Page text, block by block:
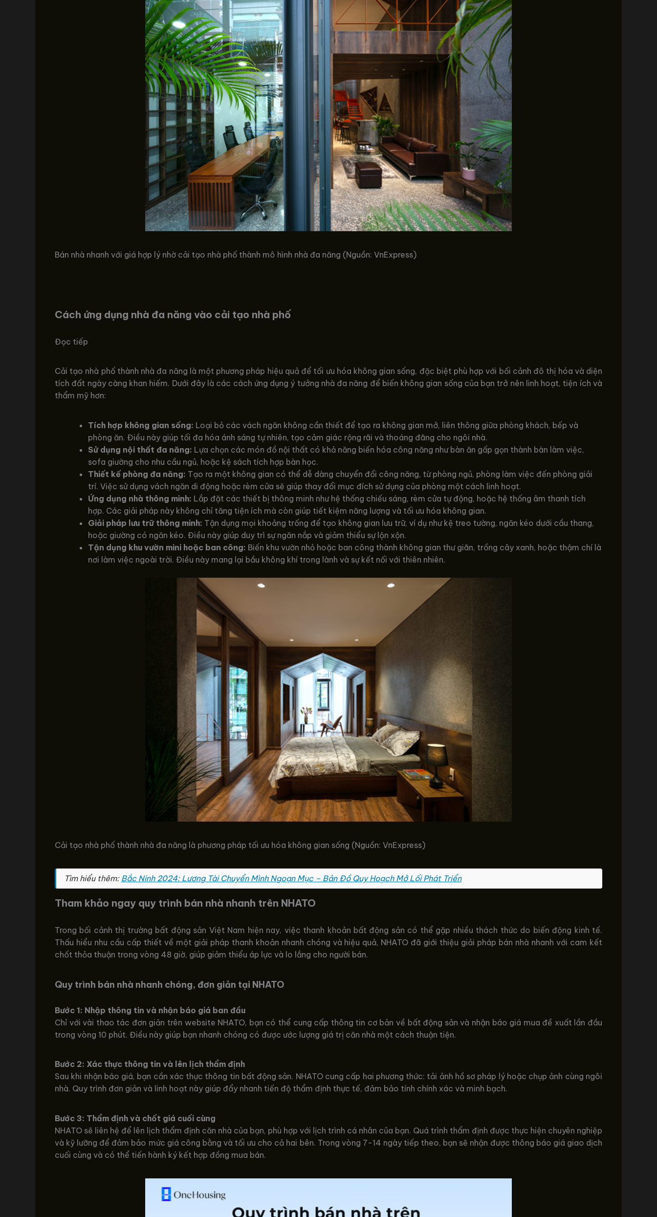
Bán nhà nhanh với giá hợp lý nhờ cải tạo nhà phố thành mô hình nhà đa năng (Nguồn: VnExpress)
Cách ứng dụng nhà đa năng vào cải tạo nhà phố
Đọc tiếp
Cải tạo nhà phố thành nhà đa năng là một phương pháp hiệu quả để tối ưu hóa không gian sống, đặc biệt phù hợp với bối cảnh đô thị hóa và diện
tích đất ngày càng khan hiếm. Dưới đây là các cách ứng dụng ý tưởng nhà đa năng để biến không gian sống của bạn trở nên linh hoạt, tiện ích và
thẩm mỹ hơn:
Tích hợp không gian sống: Loại bỏ các vách ngăn không cần thiết để tạo ra không gian mở, liên thông giữa phòng khách, bếp và
phòng ăn. Điều này giúp tối đa hóa ánh sáng tự nhiên, tạo cảm giác rộng rãi và thoáng đãng cho ngôi nhà.
Sử dụng nội thất đa năng: Lựa chọn các món đồ nội thất có khả năng biến hóa công năng như bàn ăn gấp gọn thành bàn làm việc,
sofa giường cho nhu cầu ngủ, hoặc kệ sách tích hợp bàn học.
Thiết kế phòng đa năng: Tạo ra một không gian có thể dễ dàng chuyển đổi công năng, từ phòng ngủ, phòng làm việc đến phòng giải
trí. Việc sử dụng vách ngăn di động hoặc rèm cửa sẽ giúp thay đổi mục đích sử dụng của phòng một cách linh hoạt.
Ứng dụng nhà thông minh: Lắp đặt các thiết bị thông minh như hệ thống chiếu sáng, rèm cửa tự động, hoặc hệ thống âm thanh tích
hợp. Các giải pháp này không chỉ tăng tiện ích mà còn giúp tiết kiệm năng lượng và tối ưu hóa không gian.
Giải pháp lưu trữ thông minh: Tận dụng mọi khoảng trống để tạo không gian lưu trữ, ví dụ như kệ treo tường, ngăn kéo dưới cầu thang,
hoặc giường có ngăn kéo. Điều này giúp duy trì sự ngăn nắp và giảm thiểu sự lộn xộn.
Tận dụng khu vườn mini hoặc ban công: Biến khu vườn nhỏ hoặc ban công thành không gian thư giãn, trồng cây xanh, hoặc thậm chí là
nơi làm việc ngoài trời. Điều này mang lại bầu không khí trong lành và sự kết nối với thiên nhiên.
Cải tạo nhà phố thành nhà đa năng là phương pháp tối ưu hóa không gian sống (Nguồn: VnExpress)
Tìm hiểu thêm: Bắc Ninh 2024: Lương Tài Chuyển Mình Ngoạn Mục – Bản Đồ Quy Hoạch Mở Lối Phát Triển
Tham khảo ngay quy trình bán nhà nhanh trên NHATO
Trong bối cảnh thị trường bất động sản Việt Nam hiện nay, việc thanh khoản bất động sản có thể gặp nhiều thách thức do biến động kinh tế.
Thấu hiểu nhu cầu cấp thiết về một giải pháp thanh khoản nhanh chóng và hiệu quả, NHATO đã giới thiệu giải pháp bán nhà nhanh với cam kết
chốt thỏa thuận trong vòng 48 giờ, giúp giảm thiểu áp lực và lo lắng cho người bán.
Quy trình bán nhà nhanh chóng, đơn giản tại NHATO
Bước 1: Nhập thông tin và nhận báo giá ban đầu
Chỉ với vài thao tác đơn giản trên website NHATO, bạn có thể cung cấp thông tin cơ bản về bất động sản và nhận báo giá mua đề xuất lần đầu
trong vòng 10 phút. Điều này giúp bạn nhanh chóng có được ước lượng giá trị căn nhà một cách thuận tiện.
Bước 2: Xác thực thông tin và lên lịch thẩm định
Sau khi nhận báo giá, bạn cần xác thực thông tin bất động sản. NHATO cung cấp hai phương thức: tải ảnh hồ sơ pháp lý hoặc chụp ảnh cùng ngôi
nhà. Quy trình đơn giản và linh hoạt này giúp đẩy nhanh tiến độ thẩm định thực tế, đảm bảo tính chính xác và minh bạch.
Bước 3: Thẩm định và chốt giá cuối cùng
NHATO sẽ liên hệ để lên lịch thẩm định căn nhà của bạn, phù hợp với lịch trình cá nhân của bạn. Quá trình thẩm định được thực hiện chuyên nghiệp
và kỹ lưỡng để đảm bảo mức giá công bằng và tối ưu cho cả hai bên. Trong vòng 7-14 ngày tiếp theo, bạn sẽ nhận được thông báo giá giao dịch
cuối cùng và có thể tiến hành ký kết hợp đồng mua bán.